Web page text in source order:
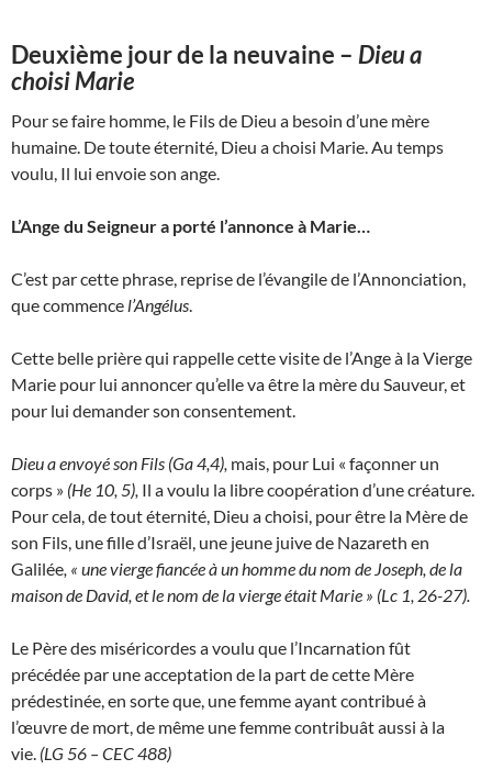
Deuxième jour de la neuvaine – Dieu a
choisi Marie
Pour se faire homme, le Fils de Dieu a besoin d’une mère
humaine. De toute éternité, Dieu a choisi Marie. Au temps
voulu, Il lui envoie son ange.
L’Ange du Seigneur a porté l’annonce à Marie…
C’est par cette phrase, reprise de l’évangile de l’Annonciation,
que commence l’Angélus
Cette belle prière qui rappelle cette visite de l’Ange à la Vierge
Marie pour lui annoncer qu’elle va être la mère du Sauveur, et
pour lui demander son consentement.
Dieu a envoyé son Fils (Ga 4,4), mais, pour Lui « façonner un
corps » (He 10, 5), Il a voulu la libre coopération d’une créature.
Pour cela, de tout éternité, Dieu a choisi, pour être la Mère de
son Fils, une fille d’Israël, une jeune juive de Nazareth en
Galilée , « une vierge fiancée à un homme du nom de Joseph, de la
maison de David, et le nom de la vierge était Marie » (Lc 1, 26-27).
Le Père des miséricordes a voulu que l’Incarnation fût
précédée par une acceptation de la part de cette Mère
prédestinée, en sorte que, une femme ayant contribué à
l’œuvre de mort, de même une femme contribuât aussi à la
vie. (LG 56 – CEC 488)